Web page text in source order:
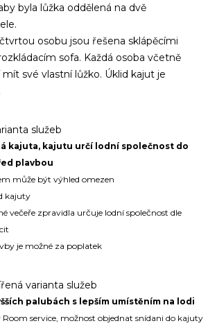
byla lůžka oddělená na dvě
osobu jsou řešena sklápěcími
sofa. Každá osoba včetně
své vlastní lůžko. Úklid kajut je
služeb
kajuta, kajutu určí lodní společnost do
plavbou
může být výhled omezen
kajuty
večeře zpravidla určuje lodní společnost dle
je možné za poplatek
varianta služeb
palubách s lepším umístěním na lodi
service, možnost objednat snídani do kajuty